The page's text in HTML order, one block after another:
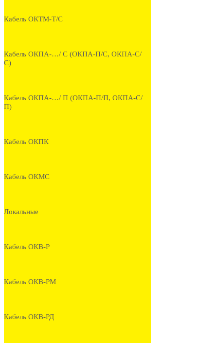
Кабель ОКТМ-Т/С
Кабель ОКПА-…/ С (ОКПА-П/С, ОКПА-С/
С)
Кабель ОКПА-…/ П (ОКПА-П/П, ОКПА-С/
П)
Кабель ОКПК
Кабель ОКМС
Локальные
Кабель ОКВ-Р
Кабель ОКВ-РМ
Кабель ОКВ-РД